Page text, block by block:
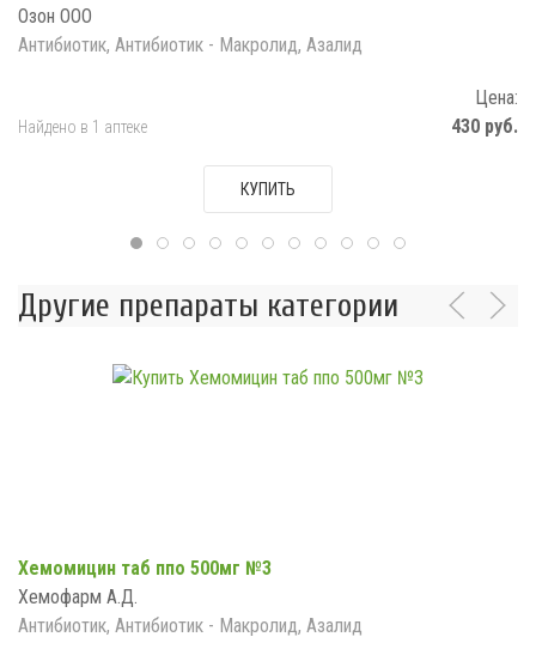
Озон ООО
Антибиотик, Антибиотик - Макролид, Азалид
Цена:
Найдено в 1 аптеке 430 руб.
КУПИТЬ
Другие препараты категории
Хемомицин таб ппо 500мг №3
Хемофарм А.Д.
Антибиотик, Антибиотик - Макролид, Азалид